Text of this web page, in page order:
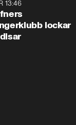
13:46
lockar